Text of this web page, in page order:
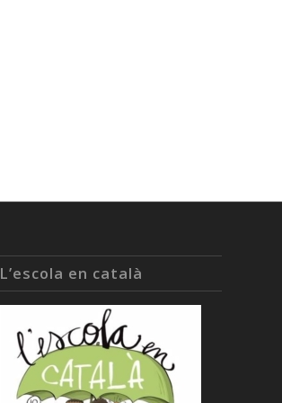
L’escola en català